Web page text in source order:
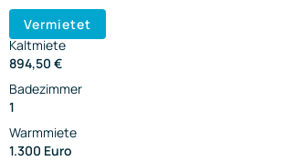
Vermietet
Kaltmiete
894,50 €
Badezimmer
1
Warmmiete
1.300 Euro